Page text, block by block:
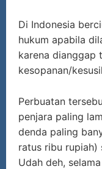
Di Indonesia
hukum apabila
karena dianggap
kesopanan/
Perbuatan
penjara paling
denda paling
ratus ribu rupiah)
Udah deh,